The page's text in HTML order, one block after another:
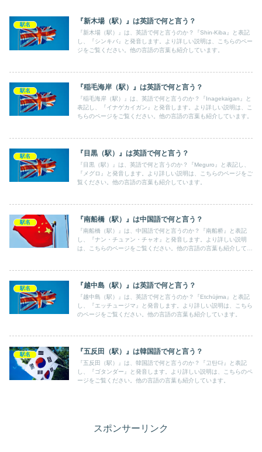
駅名 『新木場（駅）』は英語で何と言う？
『新木場（駅）』は、英語で何と言うのか？『Shin-Kiba』と表記
し、『シンキバ』と発音します。より詳しい説明は、こちらのペー
ジをご覧ください。他の言語の言葉も紹介しています。
駅名 『稲毛海岸（駅）』は英語で何と言う？
『稲毛海岸（駅）』は、英語で何と言うのか？『Inagekaigan』と
表記し、『イナゲカイガン』と発音します。より詳しい説明は、こ
ちらのページをご覧ください。他の言語の言葉も紹介しています。
駅名 『目黒（駅）』は英語で何と言う？
『目黒（駅）』は、英語で何と言うのか？『Meguro』と表記し、
『メグロ』と発音します。より詳しい説明は、こちらのページをご
覧ください。他の言語の言葉も紹介しています。
駅名 『南船橋（駅）』は中国語で何と言う？
『南船橋（駅）』は、中国語で何と言うのか？『南船桥』と表記
し、『ナン・チュァン・チャオ』と発音します。より詳しい説明
は、こちらのページをご覧ください。他の言語の言葉も紹介してい
駅名 『越中島（駅）』は英語で何と言う？
『越中島（駅）』は、英語で何と言うのか？『Etchūjima』と表記
し、『エッチュージマ』と発音します。より詳しい説明は、こちら
のページをご覧ください。他の言語の言葉も紹介しています。
駅名 『五反田（駅）』は韓国語で何と言う？
『五反田（駅）』は、韓国語で何と言うのか？『고탄다』と表記
し、『ゴタンダー』と発音します。より詳しい説明は、こちらのペ
ージをご覧ください。他の言語の言葉も紹介しています。
スポンサーリンク